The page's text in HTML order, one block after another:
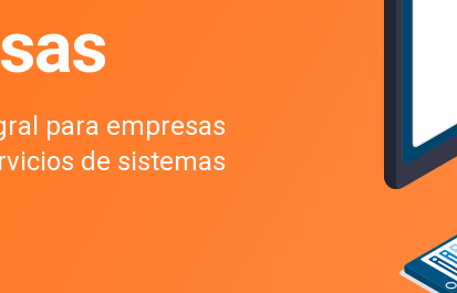
para empresas
de sistemas